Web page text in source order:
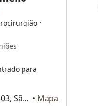
·
para
R. Primeiro de Março, 708 - Sala 503, São Leopoldo • Mapa